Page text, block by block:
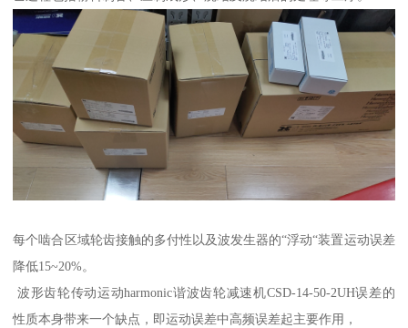
每个啮合区域轮齿接触的多付性以及波发生器的“浮动“装置运动误差
降低15~20%。
波形齿轮传动运动harmonic谐波齿轮减速机CSD-14-50-2UH误差的
性质本身带来一个缺点，即运动误差中高频误差起主要作用，